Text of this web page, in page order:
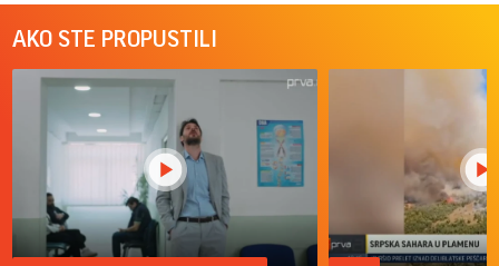
AKO STE PROPUSTILI